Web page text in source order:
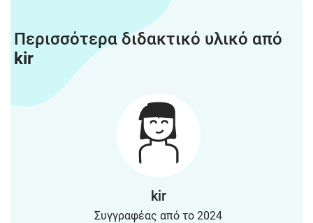
Περισσότερα διδακτικό υλικό από
kir
kir
Συγγραφέας από το 2024